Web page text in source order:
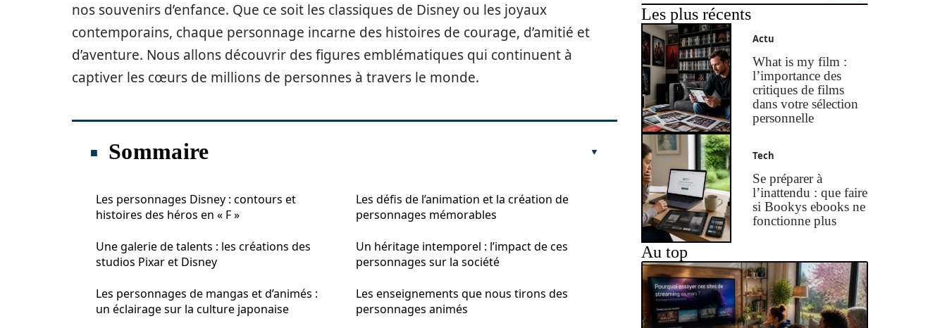
nos souvenirs d’enfance. Que ce soit les classiques de Disney ou les joyaux
contemporains, chaque personnage incarne des histoires de courage, d’amitié et
d’aventure. Nous allons découvrir des figures emblématiques qui continuent à
captiver les cœurs de millions de personnes à travers le monde.
Sommaire
Les personnages Disney : contours et
histoires des héros en « F »
Une galerie de talents : les créations des
studios Pixar et Disney
Les personnages de mangas et d’animés :
un éclairage sur la culture japonaise
Les défis de l’animation et la création de
personnages mémorables
Un héritage intemporel : l’impact de ces
personnages sur la société
Les enseignements que nous tirons des
personnages animés
Les plus récents
Actu
What is my film :
l’importance des
critiques de films
dans votre sélection
personnelle
Tech
Se préparer à
l’inattendu : que faire
si Bookys ebooks ne
fonctionne plus
Au top